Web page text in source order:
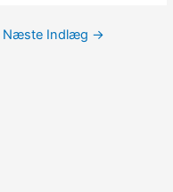
Næste Indlæg →